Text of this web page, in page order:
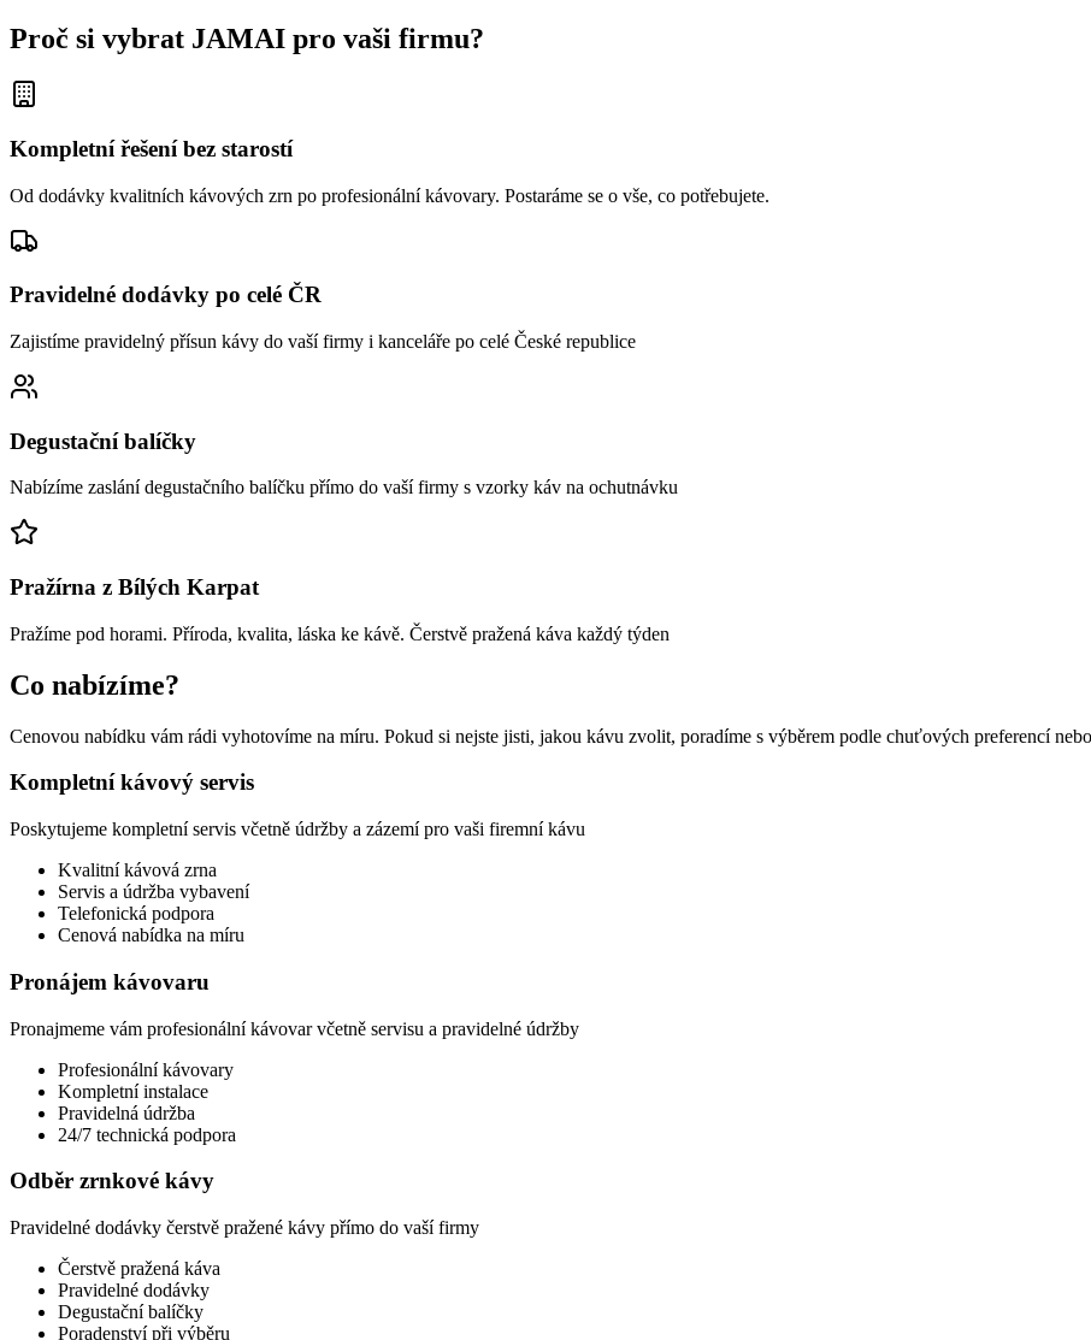
Proč si vybrat JAMAI pro vaši firmu?
Kompletní řešení bez starostí
Od dodávky kvalitních kávových zrn po profesionální kávovary. Postaráme se o vše, co potřebujete.
Pravidelné dodávky po celé ČR
Zajistíme pravidelný přísun kávy do vaší firmy i kanceláře po celé České republice
Degustační balíčky
Nabízíme zaslání degustačního balíčku přímo do vaší firmy s vzorky káv na ochutnávku
Pražírna z Bílých Karpat
Pražíme pod horami. Příroda, kvalita, láska ke kávě. Čerstvě pražená káva každý týden
Co nabízíme?
Cenovou nabídku vám rádi vyhotovíme na míru. Pokud si nejste jisti, jakou kávu zvolit, poradíme s výběrem podle chuťových preferencí
Kompletní kávový servis
Poskytujeme kompletní servis včetně údržby a zázemí pro vaši firemní kávu
Kvalitní kávová zrna
Servis a údržba vybavení
Telefonická podpora
Cenová nabídka na míru
Pronájem kávovaru
Pronajmeme vám profesionální kávovar včetně servisu a pravidelné údržby
Profesionální kávovary
Kompletní instalace
Pravidelná údržba
24/7 technická podpora
Odběr zrnkové kávy
Pravidelné dodávky čerstvě pražené kávy přímo do vaší firmy
Čerstvě pražená káva
Pravidelné dodávky
Degustační balíčky
Poradenství při výběru